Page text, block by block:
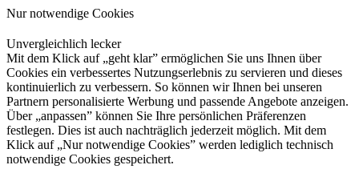
Nur notwendige Cookies
Unvergleichlich lecker
Mit dem Klick auf „geht klar” ermöglichen Sie uns Ihnen über
Cookies ein verbessertes Nutzungserlebnis zu servieren und dieses
kontinuierlich zu verbessern. So können wir Ihnen bei unseren
Partnern personalisierte Werbung und passende Angebote anzeigen.
Über „anpassen” können Sie Ihre persönlichen Präferenzen
festlegen. Dies ist auch nachträglich jederzeit möglich. Mit dem
Klick auf „Nur notwendige Cookies” werden lediglich technisch
notwendige Cookies gespeichert.